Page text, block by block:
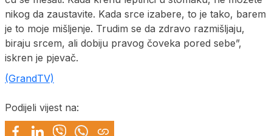
nikog da zaustavite. Kada srce izabere, to je tako, barem
je to moje mišljenje. Trudim se da zdravo razmišljaju,
biraju srcem, ali dobiju pravog čoveka pored sebe”,
iskren je pjevač.
(GrandTV)
Podijeli vijest na: